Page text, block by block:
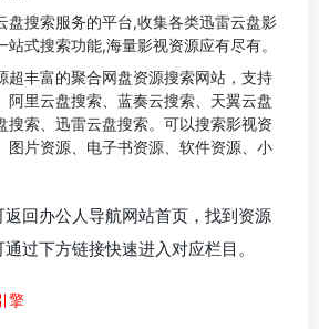
盘搜索服务的平台,收集各类迅雷云盘影
站式搜索功能,海量影视资源应有尽有。
超丰富的聚合网盘资源搜索网站，支持
阿里云盘搜索、蓝奏云搜索、天翼云盘
搜索、迅雷云盘搜索。可以搜索影视资
图片资源、电子书资源、软件资源、小
回办公人导航网站首页，找到资源
过下方链接快速进入对应栏目。
擎